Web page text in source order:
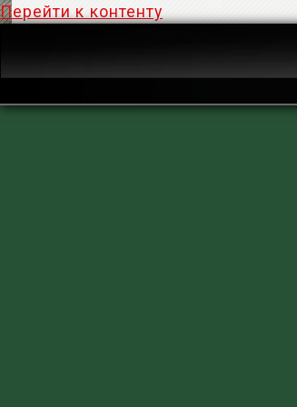
Перейти к контенту